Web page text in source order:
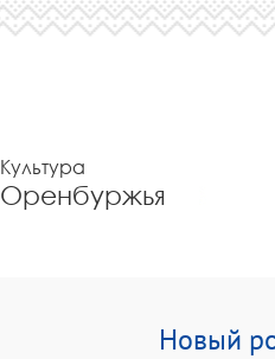
Культура
Оренбуржья
Новый